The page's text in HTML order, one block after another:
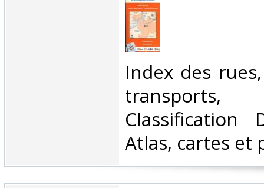
‎Index des
transports,
Classification
Atlas, cartes et